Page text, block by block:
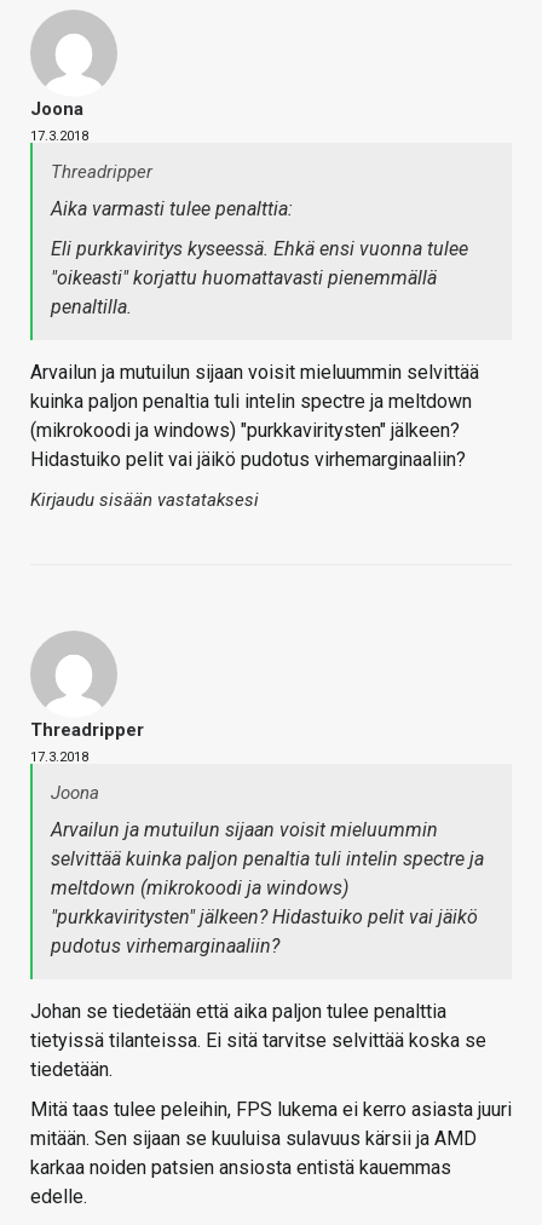
Joona
17.3.2018
Threadripper
Aika varmasti tulee penalttia:
Eli purkkaviritys kyseessä. Ehkä ensi vuonna tulee
"oikeasti" korjattu huomattavasti pienemmällä
penaltilla.
Arvailun ja mutuilun sijaan voisit mieluummin selvittää
kuinka paljon penaltia tuli intelin spectre ja meltdown
(mikrokoodi ja windows) "purkkaviritysten" jälkeen?
Hidastuiko pelit vai jäikö pudotus virhemarginaaliin?
Kirjaudu sisään vastataksesi
Threadripper
17.3.2018
Joona
Arvailun ja mutuilun sijaan voisit mieluummin
selvittää kuinka paljon penaltia tuli intelin spectre ja
meltdown (mikrokoodi ja windows)
"purkkaviritysten" jälkeen? Hidastuiko pelit vai jäikö
pudotus virhemarginaaliin?
Johan se tiedetään että aika paljon tulee penalttia
tietyissä tilanteissa. Ei sitä tarvitse selvittää koska se
tiedetään.
Mitä taas tulee peleihin, FPS lukema ei kerro asiasta juuri
mitään. Sen sijaan se kuuluisa sulavuus kärsii ja AMD
karkaa noiden patsien ansiosta entistä kauemmas
edelle.